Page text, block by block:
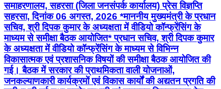
समाहरणालय, सहरसा (जिला जनसंपर्क कार्यालय) प्रेस विज्ञप्ति
सहरसा, दिनांक 06 अगस्त, 2026 *माननीय मुख्यमंत्री के प्रधान
सचिव, श्री दिपक कुमार के अध्यक्षता में वीडियो कॉन्फ्रेंसिंग के
माध्यम से समीक्षा बैठक आयोजित* प्रधान सचिव, श्री दिपक कुमार
के अध्यक्षता में वीडियो कॉन्फ्रेंसिंग के माध्यम से विभिन्न
विकासात्मक एवं प्रशासनिक विषयों की समीक्षा बैठक आयोजित की
गई। बैठक में सरकार की प्राथमिकता वाली योजनाओं,
जनकल्याणकारी कार्यक्रमों एवं विकास कार्यों की अद्यतन प्रगति की